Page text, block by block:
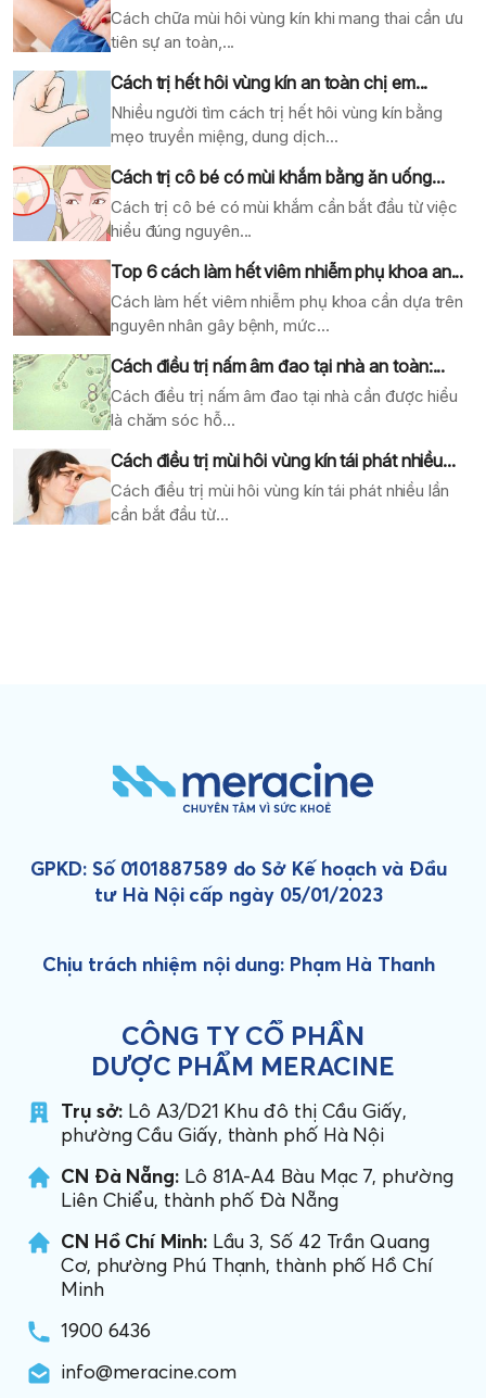
Cách chữa mùi hôi vùng kín khi mang thai cần ưu
tiên sự an toàn,...
Cách trị hết hôi vùng kín an toàn chị em...
Nhiều người tìm cách trị hết hôi vùng kín bằng
mẹo truyền miệng, dung dịch...
Cách trị cô bé có mùi khắm bằng ăn uống...
Cách trị cô bé có mùi khắm cần bắt đầu từ việc
hiểu đúng nguyên...
Top 6 cách làm hết viêm nhiễm phụ khoa an...
Cách làm hết viêm nhiễm phụ khoa cần dựa trên
nguyên nhân gây bệnh, mức...
Cách điều trị nấm âm đao tại nhà an toàn:...
Cách điều trị nấm âm đao tại nhà cần được hiểu
là chăm sóc hỗ...
Cách điều trị mùi hôi vùng kín tái phát nhiều...
Cách điều trị mùi hôi vùng kín tái phát nhiều lần
cần bắt đầu từ...
GPKD: Số 0101887589 do Sở Kế hoạch và Đầu
tư Hà Nội cấp ngày 05/01/2023
Chịu trách nhiệm nội dung: Phạm Hà Thanh
CÔNG TY CỔ PHẦN
DƯỢC PHẨM MERACINE
Trụ sở: Lô A3/D21 Khu đô thị Cầu Giấy,
phường Cầu Giấy, thành phố Hà Nội
CN Đà Nẵng: Lô 81A-A4 Bàu Mạc 7, phường
Liên Chiểu, thành phố Đà Nẵng
CN Hồ Chí Minh:Lầu 3, Số 42 Trần Quang
Cơ, phường Phú Thạnh, thành phố Hồ Chí
Minh
1900 6436
info@meracine.com